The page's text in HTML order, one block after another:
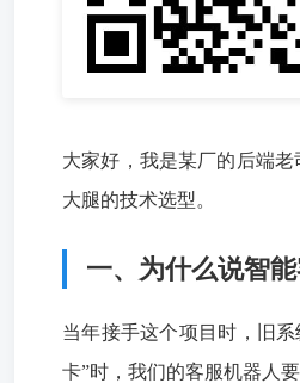
大家好，我是某厂的后端
大腿的技术选型。
一、为什么说智
当年接手这个项目时，旧
卡”时，我们的客服机器人